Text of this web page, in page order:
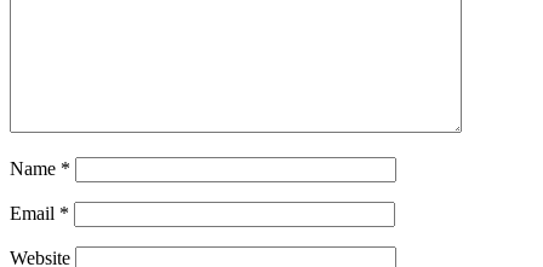
Name *
Email *
Website